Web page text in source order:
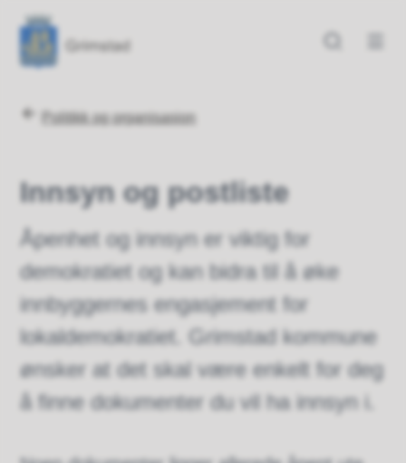
Grimstad kommune
Du er her:
Politikk og organisasjon
Innsyn og postliste
Åpenhet og innsyn er viktig for
demokratiet og kan bidra til å øke
innbyggernes engasjement for
lokaldemokratiet. Grimstad kommune
ønsker at det skal være enkelt for deg
å finne dokumenter du vil ha innsyn i.